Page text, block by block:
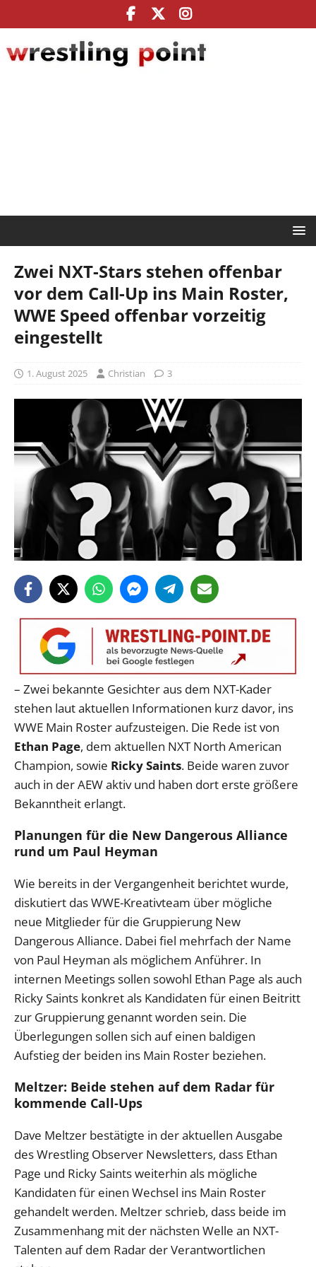
Zwei NXT-Stars stehen offenbar
vor dem Call-Up ins Main Roster,
WWE Speed offenbar vorzeitig
eingestellt
1. August 2025 Christian 3
– Zwei bekannte Gesichter aus dem NXT-Kader
stehen laut aktuellen Informationen kurz davor, ins
WWE Main Roster aufzusteigen. Die Rede ist von
Ethan Page, dem aktuellen NXT North American
Champion, sowie Ricky Saints. Beide waren zuvor
auch in der AEW aktiv und haben dort erste größere
Bekanntheit erlangt.
Planungen für die New Dangerous Alliance
rund um Paul Heyman
Wie bereits in der Vergangenheit berichtet wurde,
diskutiert das WWE-Kreativteam über mögliche
neue Mitglieder für die Gruppierung New
Dangerous Alliance. Dabei fiel mehrfach der Name
von Paul Heyman als möglichem Anführer. In
internen Meetings sollen sowohl Ethan Page als auch
Ricky Saints konkret als Kandidaten für einen Beitritt
zur Gruppierung genannt worden sein. Die
Überlegungen sollen sich auf einen baldigen
Aufstieg der beiden ins Main Roster beziehen.
Meltzer: Beide stehen auf dem Radar für
kommende Call-Ups
Dave Meltzer bestätigte in der aktuellen Ausgabe
des Wrestling Observer Newsletters, dass Ethan
Page und Ricky Saints weiterhin als mögliche
Kandidaten für einen Wechsel ins Main Roster
gehandelt werden. Meltzer schrieb, dass beide im
Zusammenhang mit der nächsten Welle an NXT-
Talenten auf dem Radar der Verantwortlichen